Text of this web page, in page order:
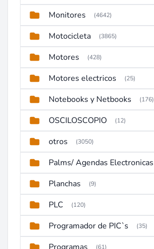
Monitores (4642)
Motocicleta (3865)
Motores (428)
Motores electricos (25)
Notebooks y Netbooks (176)
OSCILOSCOPIO (12)
otros (3050)
Palms/ Agendas Electronicas
Planchas (9)
PLC (120)
Programador de PIC`s (35)
(61)